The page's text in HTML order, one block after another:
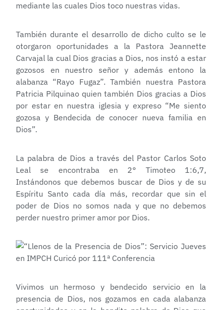
mediante las cuales Dios toco nuestras vidas.
También durante el desarrollo de dicho culto se le
otorgaron oportunidades a la Pastora Jeannette
Carvajal la cual Dios gracias a Dios, nos instó a estar
gozosos en nuestro señor y además entono la
alabanza “Rayo Fugaz”. También nuestra Pastora
Patricia Pilquinao quien también Dios gracias a Dios
por estar en nuestra iglesia y expreso “Me siento
gozosa y Bendecida de conocer nueva familia en
Dios”.
La palabra de Dios a través del Pastor Carlos Soto
Leal se encontraba en 2° Timoteo 1:6,7,
Instándonos que debemos buscar de Dios y de su
Espíritu Santo cada día más, recordar que sin el
poder de Dios no somos nada y que no debemos
perder nuestro primer amor por Dios.
Vivimos un hermoso y bendecido servicio en la
presencia de Dios, nos gozamos en cada alabanza